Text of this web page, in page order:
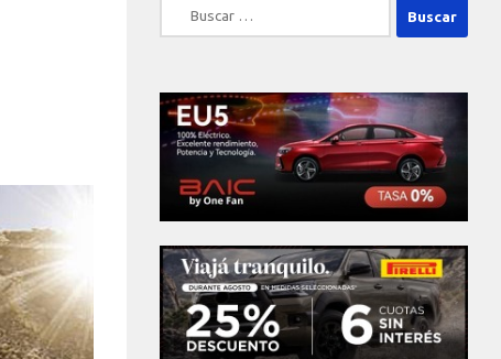
Buscar: